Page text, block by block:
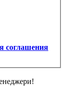
соглашения